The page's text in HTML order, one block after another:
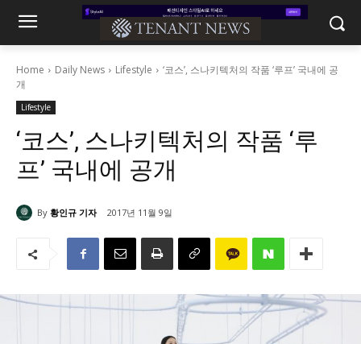
Home Daily News Lifestyle
‘코스’, 스나키텍처의 작품 ‘루프’ 국내에 공
개
Lifestyle
‘코스’, 스나키텍처의 작품 ‘루
프’ 국내에 공개
By 황인규 기자 2017년 11월 9일